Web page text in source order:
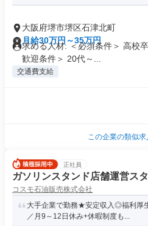
大阪府堺市堺区石津北町
月給30万円～35万円
求める人材: ＜必須条件＞ 高校
歓迎条件＞ 20代～...
交通費支給
この企業の類似求
正社員
ガソリンスタンド店舗運営ス
コスモ石油販売株式会社
大手企業で勤務★安定収入◎福利厚
／月9～12日休み+休暇制度も...